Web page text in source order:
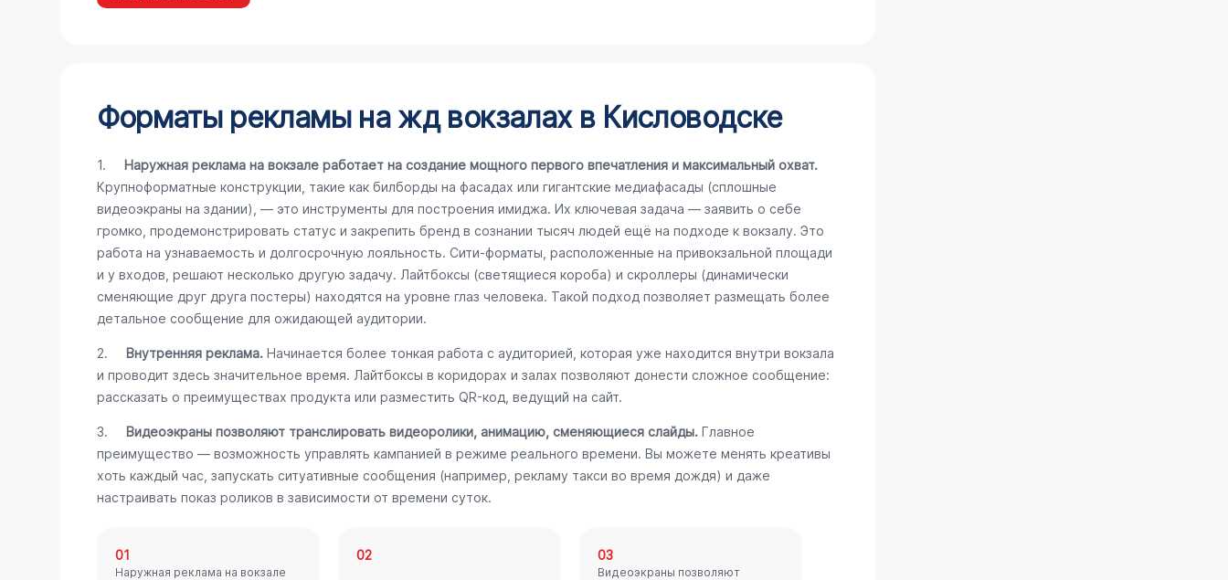
Форматы рекламы на жд вокзалах в Кисловодске
1. Наружная реклама на вокзале работает на создание мощного первого впечатления и максимальный охват.
Крупноформатные конструкции, такие как билборды на фасадах или гигантские медиафасады (сплошные
видеоэкраны на здании), — это инструменты для построения имиджа. Их ключевая задача — заявить о себе
громко, продемонстрировать статус и закрепить бренд в сознании тысяч людей ещё на подходе к вокзалу. Это
работа на узнаваемость и долгосрочную лояльность. Сити-форматы, расположенные на привокзальной площади
и у входов, решают несколько другую задачу. Лайтбоксы (светящиеся короба) и скроллеры (динамически
сменяющие друг друга постеры) находятся на уровне глаз человека. Такой подход позволяет размещать более
детальное сообщение для ожидающей аудитории.
2. Внутренняя реклама. Начинается более тонкая работа с аудиторией, которая уже находится внутри вокзала
и проводит здесь значительное время. Лайтбоксы в коридорах и залах позволяют донести сложное сообщение:
рассказать о преимуществах продукта или разместить QR-код, ведущий на сайт.
3. Видеоэкраны позволяют транслировать видеоролики, анимацию, сменяющиеся слайды.Главное
преимущество — возможность управлять кампанией в режиме реального времени. Вы можете менять креативы
хоть каждый час, запускать ситуативные сообщения (например, рекламу такси во время дождя) и даже
настраивать показ роликов в зависимости от времени суток.
01
Наружная реклама на вокзале
02 03
Видеоэкраны позволяют